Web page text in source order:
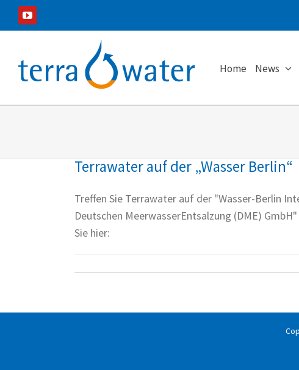
Zum
InhaltYouTube
Home News
Terrawater auf der „Wasser Berlin“
Treffen Sie Terrawater auf der "Wasser-Berlin
Deutschen MeerwasserEntsalzung (DME)
Sie hier: